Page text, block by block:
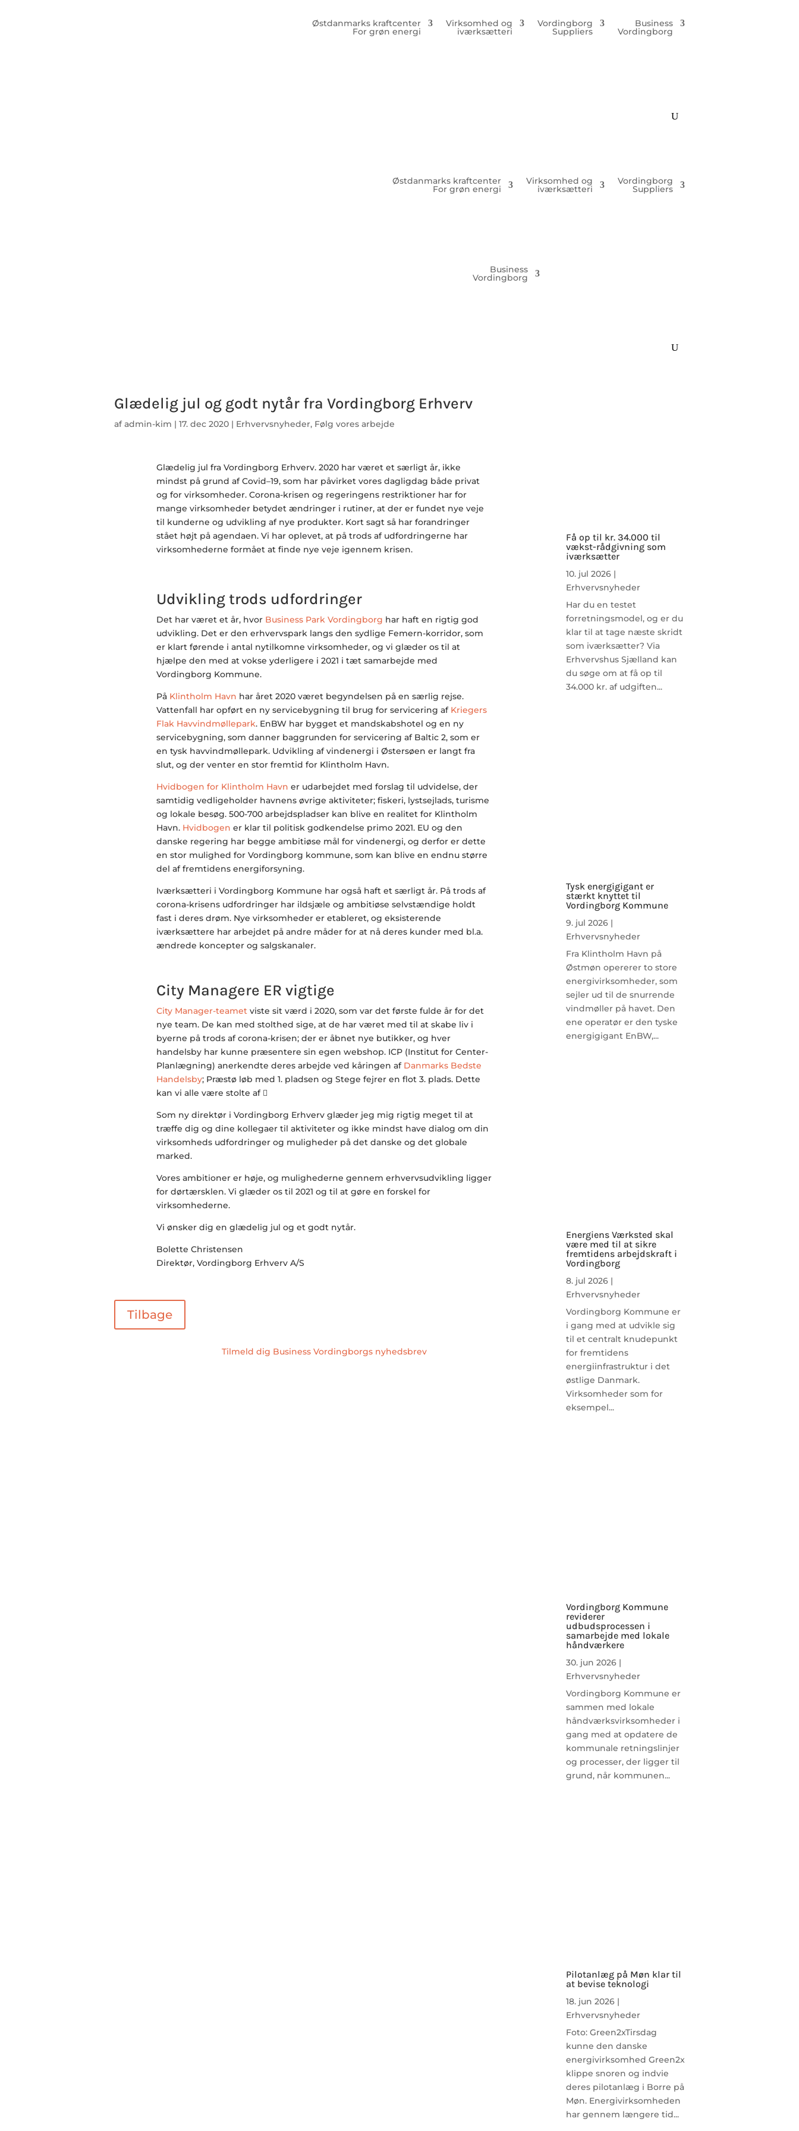
Østdanmarks kraftcenter
For grøn energi
Virksomhed og
iværksætteri
Vordingborg
Suppliers
Business
Vordingborg
Østdanmarks kraftcenter
For grøn energi
Virksomhed og
iværksætteri
Vordingborg
Suppliers
Business
Vordingborg
Glædelig jul og godt nytår fra Vordingborg Erhverv
afadmin-kim | 17. dec 2020 | Erhvervsnyheder, Følg vores arbejde
Glædelig jul fra Vordingborg Erhverv. 2020 har været et særligt år, ikke
mindst på grund af Covid–19, som har påvirket vores dagligdag både privat
og for virksomheder. Corona-krisen og regeringens restriktioner har for
mange virksomheder betydet ændringer i rutiner, at der er fundet nye veje
til kunderne og udvikling af nye produkter. Kort sagt så har forandringer
stået højt på agendaen. Vi har oplevet, at på trods af udfordringerne har
virksomhederne formået at finde nye veje igennem krisen.
Udvikling trods udfordringer
Det har været et år, hvor Business Park Vordingborg har haft en rigtig god
udvikling. Det er den erhvervspark langs den sydlige Femern-korridor, som
er klart førende i antal nytilkomne virksomheder, og vi glæder os til at
hjælpe den med at vokse yderligere i 2021 i tæt samarbejde med
Vordingborg Kommune.
På Klintholm Havn har året 2020 været begyndelsen på en særlig rejse.
Vattenfall har opført en ny servicebygning til brug for servicering af Kriegers
Flak Havvindmøllepark. EnBW har bygget et mandskabshotel og en ny
servicebygning, som danner baggrunden for servicering af Baltic 2, som er
en tysk havvindmøllepark. Udvikling af vindenergi i Østersøen er langt fra
slut, og der venter en stor fremtid for Klintholm Havn.
Hvidbogen for Klintholm Havn er udarbejdet med forslag til udvidelse, der
samtidig vedligeholder havnens øvrige aktiviteter; fiskeri, lystsejlads, turisme
og lokale besøg. 500-700 arbejdspladser kan blive en realitet for Klintholm
Havn. Hvidbogen er klar til politisk godkendelse primo 2021. EU og den
danske regering har begge ambitiøse mål for vindenergi, og derfor er dette
en stor mulighed for Vordingborg kommune, som kan blive en endnu større
del af fremtidens energiforsyning.
Iværksætteri i Vordingborg Kommune har også haft et særligt år. På trods af
corona-krisens udfordringer har ildsjæle og ambitiøse selvstændige holdt
fast i deres drøm. Nye virksomheder er etableret, og eksisterende
iværksættere har arbejdet på andre måder for at nå deres kunder med bl.a.
ændrede koncepter og salgskanaler.
City Managere ER vigtige
City Manager-teamet viste sit værd i 2020, som var det første fulde år for det
nye team. De kan med stolthed sige, at de har været med til at skabe liv i
byerne på trods af corona-krisen; der er åbnet nye butikker, og hver
handelsby har kunne præsentere sin egen webshop. ICP (Institut for Center-
Planlægning) anerkendte deres arbejde ved kåringen af Danmarks Bedste
Handelsby; Præstø løb med 1. pladsen og Stege fejrer en flot 3. plads. Dette
kan vi alle være stolte af 
Som ny direktør i Vordingborg Erhverv glæder jeg mig rigtig meget til at
træffe dig og dine kollegaer til aktiviteter og ikke mindst have dialog om din
virksomheds udfordringer og muligheder på det danske og det globale
marked.
Vores ambitioner er høje, og mulighederne gennem erhvervsudvikling ligger
for dørtærsklen. Vi glæder os til 2021 og til at gøre en forskel for
virksomhederne.
Vi ønsker dig en glædelig jul og et godt nytår.
Bolette Christensen
Direktør, Vordingborg Erhverv A/S
Tilbage
Tilmeld dig Business Vordingborgs nyhedsbrev
Få op til kr. 34.000 til
vækst-rådgivning som
iværksætter
10. jul 2026|
Erhvervsnyheder
Har du en testet
forretningsmodel, og er du
klar til at tage næste skridt
som iværksætter? Via
Erhvervshus Sjælland kan
du søge om at få op til
34.000 kr. af udgiften...
Tysk energigigant er
stærkt knyttet til
Vordingborg Kommune
9. jul 2026|
Erhvervsnyheder
Fra Klintholm Havn på
Østmøn opererer to store
energivirksomheder, som
sejler ud til de snurrende
vindmøller på havet. Den
ene operatør er den tyske
energigigant EnBW,...
Energiens Værksted skal
være med til at sikre
fremtidens arbejdskraft i
Vordingborg
8. jul 2026|
Erhvervsnyheder
Vordingborg Kommune er
i gang med at udvikle sig
til et centralt knudepunkt
for fremtidens
energiinfrastruktur i det
østlige Danmark.
Virksomheder som for
eksempel...
Vordingborg Kommune
reviderer
udbudsprocessen i
samarbejde med lokale
håndværkere
30. jun 2026|
Erhvervsnyheder
Vordingborg Kommune er
sammen med lokale
håndværksvirksomheder i
gang med at opdatere de
kommunale retningslinjer
og processer, der ligger til
grund, når kommunen...
Pilotanlæg på Møn klar til
at bevise teknologi
18. jun 2026|
Erhvervsnyheder
Foto: Green2xTirsdag
kunne den danske
energivirksomhed Green2x
klippe snoren og indvie
deres pilotanlæg i Borre på
Møn. Energivirksomheden
har gennem længere tid...